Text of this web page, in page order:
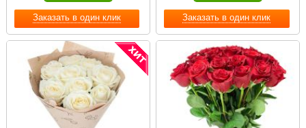
Заказать в один клик Заказать в один клик